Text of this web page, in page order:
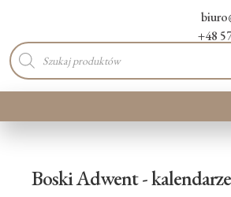
+48
Wyszukiwarka
produktów
Promocje
Boski Adwent -